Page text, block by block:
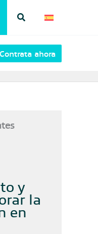
Buscar
Contrata ahora
y
la
en